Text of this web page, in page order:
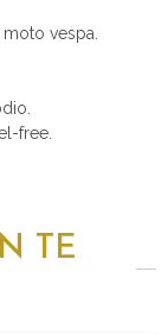
vespa.
free.
TE